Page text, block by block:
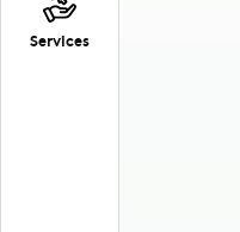
Services